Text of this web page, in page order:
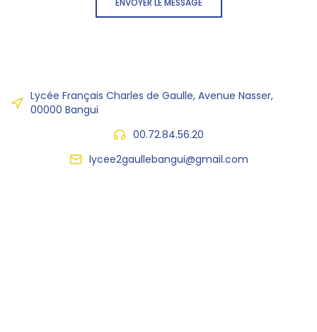
ENVOYER LE MESSAGE
Lycée Français Charles de Gaulle, Avenue Nasser,
00000 Bangui
00.72.84.56.20
lycee2gaullebangui@gmail.com